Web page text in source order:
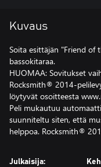
Kuvaus
Soita esittäjän "Friend of
bassokitaraa.
HUOMAA: Sovitukset
Rocksmith® 2014-
löytyvät osoitteesta
Peli mukautuu
suunniteltu siten, että
helppoa. Rocksmith®
Julkaisija: